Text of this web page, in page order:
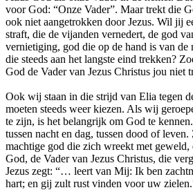
voor God: “Onze Vader”. Maar trekt die
ook niet aangetrokken door Jezus. Wil jij
straft, die de vijanden vernedert, de god
vernietiging, god die op de hand is van de
die steeds aan het langste eind trekken?
God de Vader van Jezus Christus jou niet
Ook wij staan in die strijd van Elia tegen
moeten steeds weer kiezen. Als wij
te zijn, is het belangrijk om God te
tussen nacht en dag, tussen dood of
machtige god die zich wreekt met
God, de Vader van Jezus Christus, die
Jezus zegt: “… leert van Mij: Ik ben
hart; en gij zult rust vinden voor uw